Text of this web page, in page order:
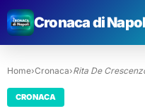
Cronaca di
Home›Cronaca›Rita De
CRONACA